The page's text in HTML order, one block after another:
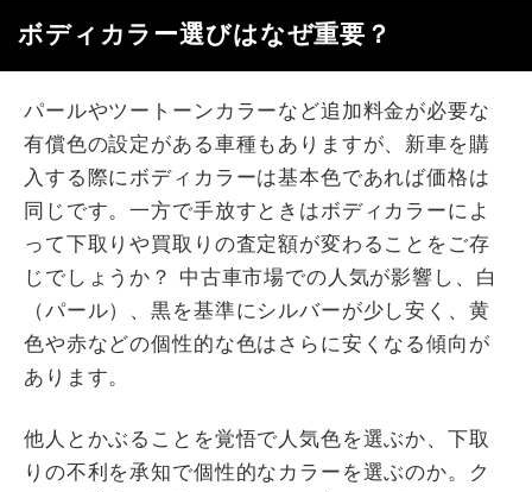
ボディカラー選びはなぜ重要？
パールやツートーンカラーなど追加料金が必要な
有償色の設定がある車種もありますが、新車を購
入する際にボディカラーは基本色であれば価格は
同じです。一方で手放すときはボディカラーによ
って下取りや買取りの査定額が変わることをご存
じでしょうか？ 中古車市場での人気が影響し、白
（パール）、黒を基準にシルバーが少し安く、黄
色や赤などの個性的な色はさらに安くなる傾向が
あります。
他人とかぶることを覚悟で人気色を選ぶか、下取
りの不利を承知で個性的なカラーを選ぶのか。ク